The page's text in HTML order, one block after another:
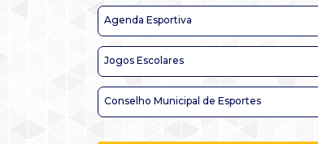
Agenda Esportiva
Jogos Escolares
Conselho Municipal de Esportes